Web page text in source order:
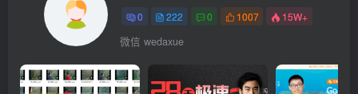
0 222 0 1007 15W+
微信 wedaxue